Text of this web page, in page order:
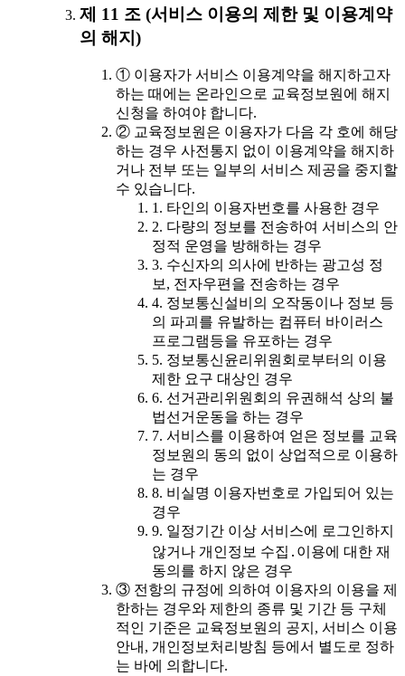
제 11 조 (서비스 이용의 제한 및 이용계약
의 해지)
① 이용자가 서비스 이용계약을 해지하고자
하는 때에는 온라인으로 교육정보원에 해지
신청을 하여야 합니다.
② 교육정보원은 이용자가 다음 각 호에 해당
하는 경우 사전통지 없이 이용계약을 해지하
거나 전부 또는 일부의 서비스 제공을 중지할
수 있습니다.
1. 타인의 이용자번호를 사용한 경우
2. 다량의 정보를 전송하여 서비스의 안
정적 운영을 방해하는 경우
3. 수신자의 의사에 반하는 광고성 정
보, 전자우편을 전송하는 경우
4. 정보통신설비의 오작동이나 정보 등
의 파괴를 유발하는 컴퓨터 바이러스
프로그램등을 유포하는 경우
5. 정보통신윤리위원회로부터의 이용
제한 요구 대상인 경우
6. 선거관리위원회의 유권해석 상의 불
법선거운동을 하는 경우
7. 서비스를 이용하여 얻은 정보를 교육
정보원의 동의 없이 상업적으로 이용하
는 경우
8. 비실명 이용자번호로 가입되어 있는
경우
9. 일정기간 이상 서비스에 로그인하지
않거나 개인정보 수집․이용에 대한 재
동의를 하지 않은 경우
③ 전항의 규정에 의하여 이용자의 이용을 제
한하는 경우와 제한의 종류 및 기간 등 구체
적인 기준은 교육정보원의 공지, 서비스 이용
안내, 개인정보처리방침 등에서 별도로 정하
는 바에 의합니다.